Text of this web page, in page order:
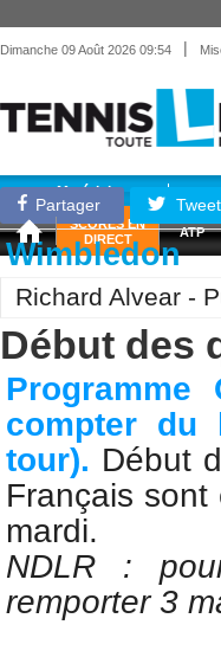
Dimanche 09 Août 2026 09:54 |
Matériel
SCORES EN
DIRECT
ATP
Partager
Wimbledon
Richard Alvear -
Début des
Programme
compter du
tour). Début
Français
mardi.
NDLR :
remporter 3